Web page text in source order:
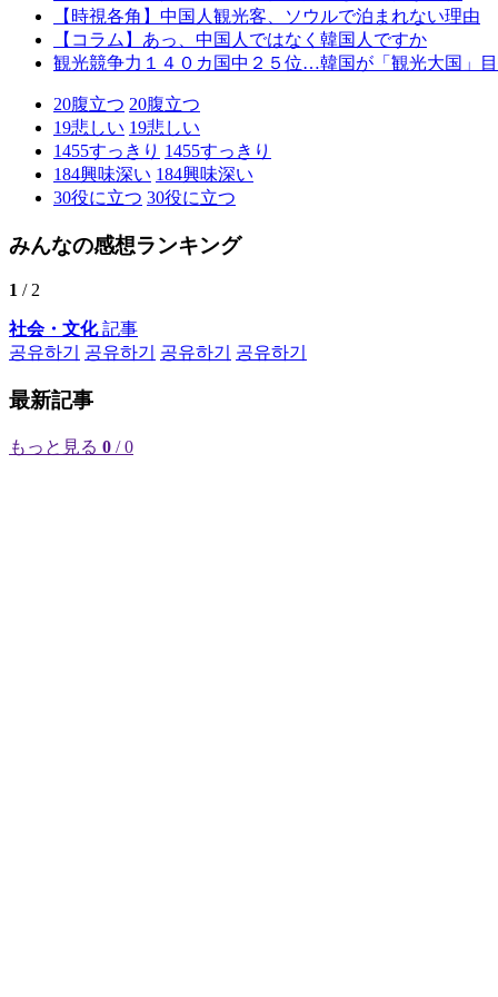
【時視各角】中国人観光客、ソウルで泊まれない理由
【コラム】あっ、中国人ではなく韓国人ですか
観光競争力１４０カ国中２５位…韓国が「観光大国」
20腹立つ 20腹立つ
19悲しい 19悲しい
1455すっきり 1455すっきり
184興味深い 184興味深い
30役に立つ 30役に立つ
みんなの感想ランキング
1 / 2
社会・文化記事
공유하기
공유하기 공유하기 공유하기
最新記事
もっと見る 0 / 0